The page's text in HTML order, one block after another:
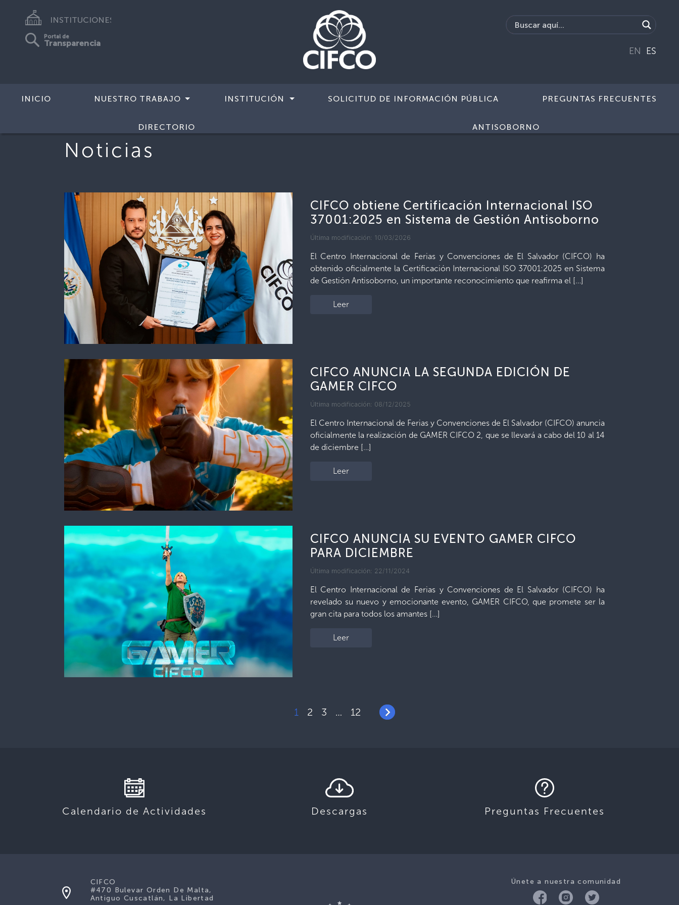
INSTITUCIONES
Portal de
Transparencia
EN ES
INICIO NUESTRO TRABAJO INSTITUCIÓN SOLICITUD DE INFORMACIÓN PÚBLICA PREGUNTAS FRECUENTES
DIRECTORIO ANTISOBORNO
Noticias
CIFCO obtiene Certificación Internacional ISO
37001:2025 en Sistema de Gestión Antisoborno
Última modificación: 10/03/2026
El Centro Internacional de Ferias y Convenciones de El Salvador (CIFCO) ha
obtenido oficialmente la Certificación Internacional ISO 37001:2025 en Sistema
de Gestión Antisoborno, un importante reconocimiento que reafirma el […]
Leer
CIFCO ANUNCIA LA SEGUNDA EDICIÓN DE
GAMER CIFCO
Última modificación: 08/12/2025
El Centro Internacional de Ferias y Convenciones de El Salvador (CIFCO) anuncia
oficialmente la realización de GAMER CIFCO 2, que se llevará a cabo del 10 al 14
de diciembre […]
Leer
CIFCO ANUNCIA SU EVENTO GAMER CIFCO
PARA DICIEMBRE
Última modificación: 22/11/2024
El Centro Internacional de Ferias y Convenciones de El Salvador (CIFCO) ha
revelado su nuevo y emocionante evento, GAMER CIFCO, que promete ser la
gran cita para todos los amantes […]
Leer
1 2 3 … 12
Calendario de Actividades Descargas Preguntas Frecuentes
Únete a nuestra comunidad
CIFCO
#470 Bulevar Orden De Malta,
Antiguo Cuscatlán, La Libertad